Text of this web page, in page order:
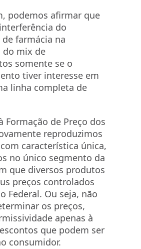
podemos afirmar que
do
farmácia na
do mix de
somente se o
tiver interesse em
linha completa de
Formação de Preço dos
reproduzimos
característica única,
no único segmento da
que diversos produtos
preços controlados
Federal. Ou seja, não
os preços,
apenas à
que podem ser
consumidor.